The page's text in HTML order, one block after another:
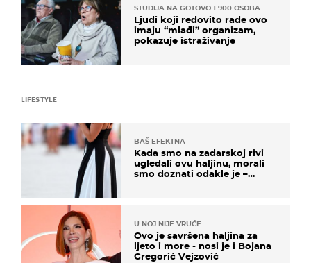
STUDIJA NA GOTOVO 1.900 OSOBA
Ljudi koji redovito rade ovo
imaju “mlađi” organizam,
pokazuje istraživanje
LIFESTYLE
BAŠ EFEKTNA
Kada smo na zadarskoj rivi
ugledali ovu haljinu, morali
smo doznati odakle je –
U NOJ NIJE VRUĆE
Ovo je savršena haljina za
ljeto i more - nosi je i Bojana
Gregorić Vejzović